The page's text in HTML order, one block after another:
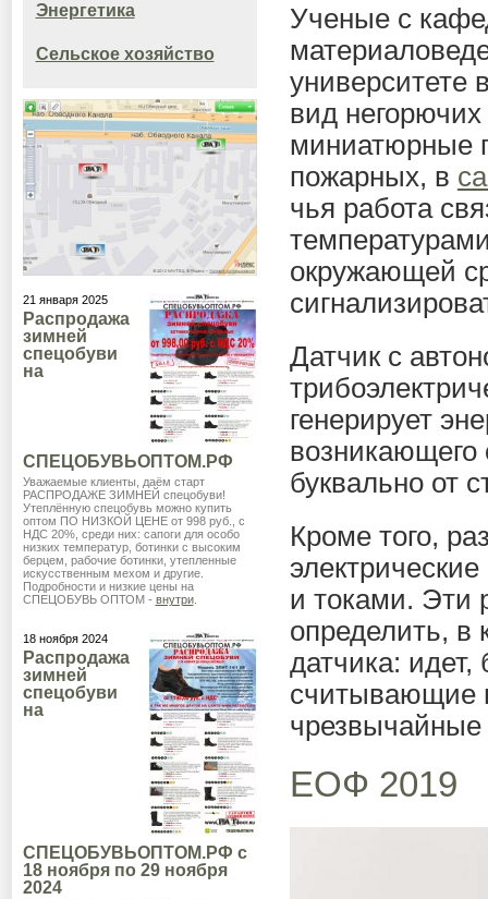
Энергетика
Сельское хозяйство
21 января 2025
Распродажа
зимней
спецобуви
на
СПЕЦОБУВЬОПТОМ.РФ
Уважаемые клиенты, даём старт
РАСПРОДАЖЕ ЗИМНЕЙ спецобуви!
Утеплённую спецобувь можно купить
оптом ПО НИЗКОЙ ЦЕНЕ от 998 руб., с
НДС 20%, среди них: сапоги для особо
низких температур, ботинки с высоким
берцем, рабочие ботинки, утепленные
искусственным мехом и другие.
Подробности и низкие цены на
СПЕЦОБУВЬ ОПТОМ - внутри.
18 ноября 2024
Распродажа
зимней
спецобуви
на
СПЕЦОБУВЬОПТОМ.РФ с
18 ноября по 29 ноября
2024
Ученые с
университете
вид
миниатюрные
пожарных, в
чья работа
окружающей
Датчик с
генерирует
возникающего
буквально от
Кроме того,
и токами. Эти
определить, в
датчика:
считывающие
чрезвычайные
ЕОФ 2019